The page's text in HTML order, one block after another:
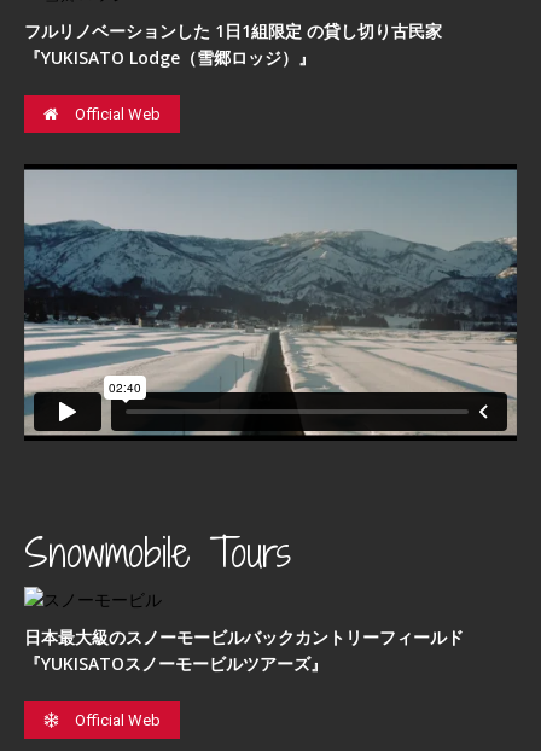
フルリノベーションした 1日1組限定 の貸し切り古民家
『YUKISATO Lodge（雪郷ロッジ）』
Official Web
Snowmobile Tours
日本最⼤級のスノーモービルバックカントリーフィールド
『YUKISATOスノーモービルツアーズ』
Official Web